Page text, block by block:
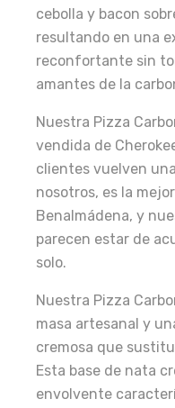
cebolla y bacon
resultando en una
reconfortante sin
amantes de la
Nuestra Pizza
vendida de
clientes vuelven
nosotros, es la
Benalmádena, y
parecen estar de
solo.
Nuestra Pizza
masa artesanal y
cremosa que
Esta base de nata
envolvente